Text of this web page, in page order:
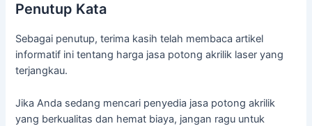
Penutup Kata
Sebagai penutup, terima kasih telah membaca artikel
informatif ini tentang harga jasa potong akrilik laser yang
terjangkau.
Jika Anda sedang mencari penyedia jasa potong akrilik
yang berkualitas dan hemat biaya, jangan ragu untuk